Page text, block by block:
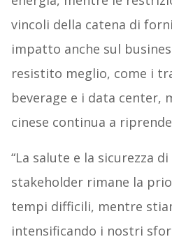
vincoli della catena di
impatto anche sul
resistito meglio, come i
beverage e i data center,
cinese continua a
“La salute e la sicurezza
stakeholder rimane la
tempi difficili, mentre
intensificando i nostri